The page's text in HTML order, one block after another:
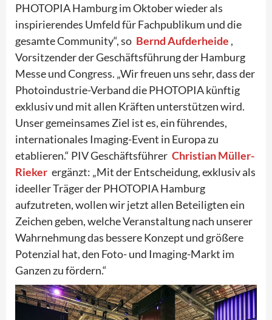
PHOTOPIA Hamburg im Oktober wieder als
inspirierendes Umfeld für Fachpublikum und die
gesamte Community“, so Bernd Aufderheide ,
Vorsitzender der Geschäftsführung der Hamburg
Messe und Congress. „Wir freuen uns sehr, dass der
Photoindustrie-Verband die PHOTOPIA künftig
exklusiv und mit allen Kräften unterstützen wird.
Unser gemeinsames Ziel ist es, ein führendes,
internationales Imaging-Event in Europa zu
etablieren.“ PIV Geschäftsführer Christian Müller-
Rieker ergänzt: „Mit der Entscheidung, exklusiv als
ideeller Träger der PHOTOPIA Hamburg
aufzutreten, wollen wir jetzt allen Beteiligten ein
Zeichen geben, welche Veranstaltung nach unserer
Wahrnehmung das bessere Konzept und größere
Potenzial hat, den Foto- und Imaging-Markt im
Ganzen zu fördern.“